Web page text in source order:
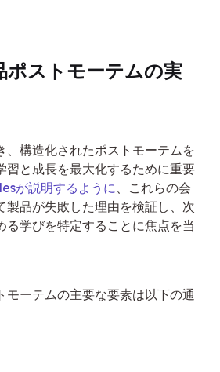
ポストモーテムの実
、構造化されたポストモーテムを
習と成長を最大化するために重要
が説明するように、これらの会
製品が失敗した理由を検証し、次
る学びを特定することに焦点を当
モーテムの主要な要素は以下の通